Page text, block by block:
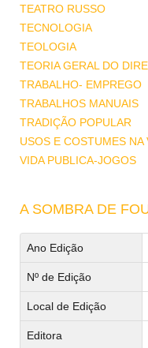
TEATRO RUSSO
TECNOLOGIA
TEOLOGIA
TEORIA GERAL DO
TRABALHO- EMPREGO
TRABALHOS MANUAIS
TRADIÇÃO POPULAR
USOS E COSTUMES NA
VIDA PUBLICA-JOGOS
A SOMBRA DE
Ano Edição
Nº de Edição
Local de Edição
Editora